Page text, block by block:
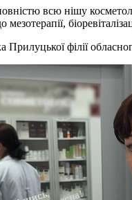
всю нішу
мезотерапії,
Прилуцької філії